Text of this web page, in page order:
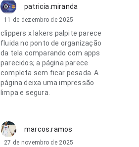
patricia.miranda
11 de dezembro de 2025
clippers x lakers palpite parece
fluida no ponto de organização
da tela comparando com apps
parecidos; a página parece
completa sem ficar pesada. A
página deixa uma impressão
limpa e segura.
marcos.ramos
27 de novembro de 2025